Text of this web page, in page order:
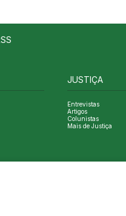
JUSTIÇA
Entrevistas
Artigos
Colunistas
Mais de Justiça